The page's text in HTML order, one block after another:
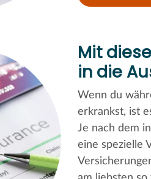
Mit
in die
Wenn du
erkrankst, ist
Je nach dem
eine spezielle